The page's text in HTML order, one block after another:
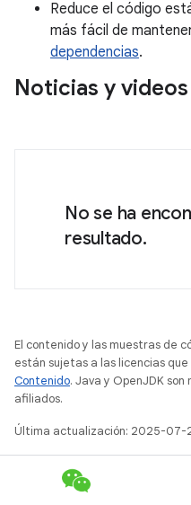
Reduce el código
más fácil de
dependencias.
Noticias y
No se ha
resultado.
El contenido y las muestras de
están sujetas a las licencias
Contenido. Java y OpenJDK
afiliados.
Última actualización: 2025-07-